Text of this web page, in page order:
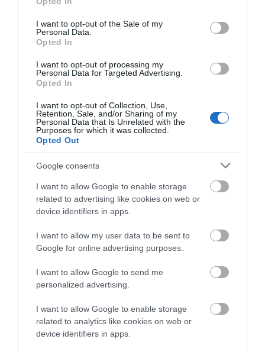
use your data for below specified purposes in below Google
consent section.
I want to opt-out of the Sale of my
Personal Data.
Opted In
I want to opt-out of processing my
Personal Data for Targeted Advertising.
Opted In
I want to opt-out of Collection, Use,
Retention, Sale, and/or Sharing of my
Personal Data that Is Unrelated with the
Purposes for which it was collected.
Opted Out
Google consents
I want to allow Google to enable storage
related to advertising like cookies on web or
device identifiers in apps.
I want to allow my user data to be sent to
Google for online advertising purposes.
I want to allow Google to send me
personalized advertising.
I want to allow Google to enable storage
related to analytics like cookies on web or
device identifiers in apps.
Σίμος Κεδίκογλου: Η κίνηση του
βουλευτή που «τρέλανε»
εθελοντές στην Εύβοια
Ιός Δυτικού Νείλου: 65 κρούσματα
ασθενείς σε νοσηλεία
07.08.2026 | 09:30
Υπό έλεγχο η φωτιά στην Σκύρο –
Συνελήφθη μία 63χρονη γυναίκα
07.08.2026 | 09:15
Εύβοια: Σε αυτό το γραφικό χωριό
μοίρασαν Κεσκέσι τη
07.08.2026 | 09:00
Ποιες περιοχές δεν θα έχουν
ρεύμα σήμερα στην Εύβοια
Εορτολόγιο: Ποιοι γιορτάζουν
ΠΕΡΙΣΣΟΤΕΡΑ ΑΠΟ ΕΙΔΗΣΕΙΣ ΕΥΒΟΙΑ
Συναγερμός στην
αγωνίας για ιστιοφόρο
με ξένους επιβάτες
Έκτακτη διακοπή
παραλία Αυλίδας
Η Κύμη στο επίκεντρο
της γαστρονομίας –
Σήμερα η μεγάλη
Τι είναι οι
γανωματήδες και γιατί